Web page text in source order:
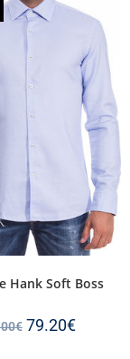
Hank Soft Boss
€ 79.20€